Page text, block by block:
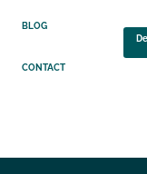
BLOG
CONTACT